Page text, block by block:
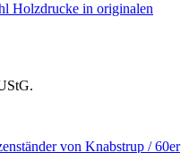
Holzdrucke in originalen